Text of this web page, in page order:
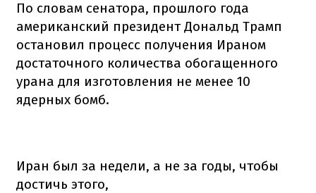
По словам сенатора, прошлого года
американский президент Дональд Трамп
остановил процесс получения Ираном
достаточного количества обогащенного
урана для изготовления не менее 10
ядерных бомб.
Иран был за недели, а не за годы, чтобы
достичь этого,